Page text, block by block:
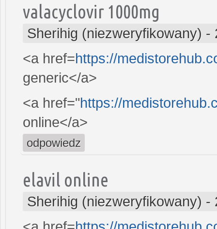
valacyclovir 1000mg
Sherihig (niezweryfikowany) -
<a href=https://
generic</a>
<a href="https://
online</a>
odpowiedz
elavil online
Sherihig (niezweryfikowany) -